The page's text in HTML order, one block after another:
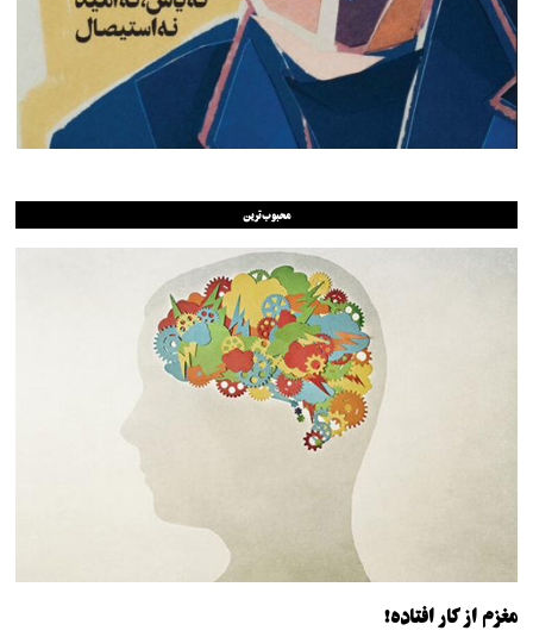
محبوب‌ترین
مغزم از کار افتاده!